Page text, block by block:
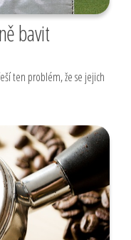
bavit
ten problém, že se jejich